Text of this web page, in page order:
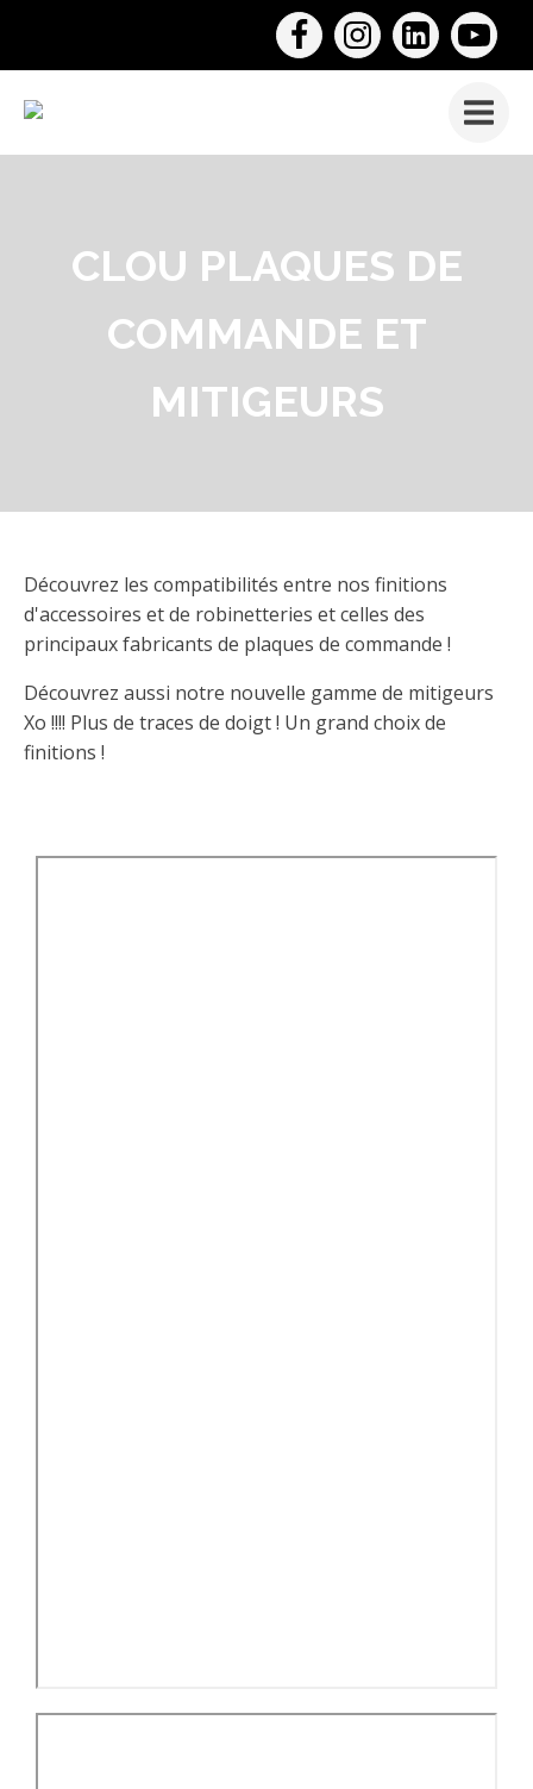
CLOU PLAQUES DE
COMMANDE ET
MITIGEURS
Découvrez les compatibilités entre nos finitions
d'accessoires et de robinetteries et celles des
principaux fabricants de plaques de commande !
Découvrez aussi notre nouvelle gamme de mitigeurs
Xo !!!! Plus de traces de doigt ! Un grand choix de
finitions !